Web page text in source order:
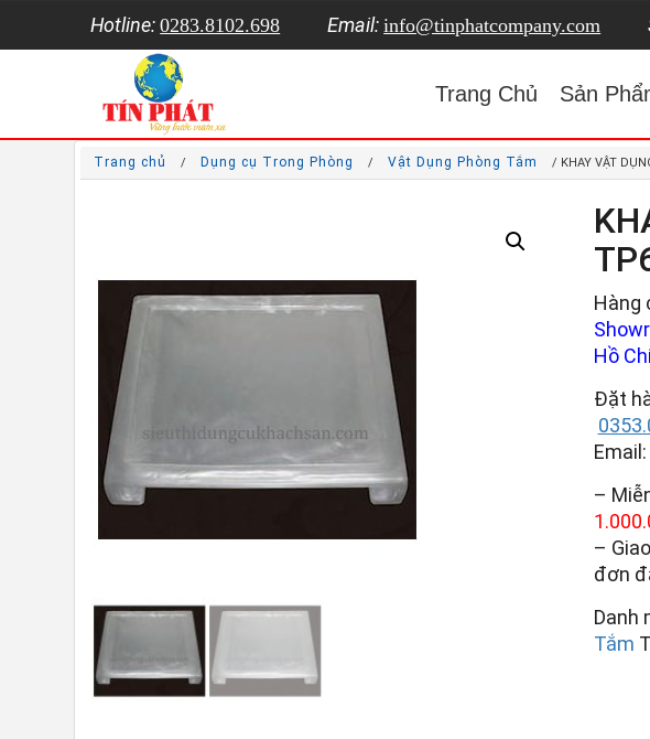
Hotline: 0283.8102.698 Email: info@tinphatcompany.com
Trang Chủ Sản
Trang chủ / Dụng cụ Trong Phòng / Vật Dụng Phòng Tắm / KHAY VẬT
Hàng
Hồ
Đặt
Email:
–
–
đơn
Danh
Tắm